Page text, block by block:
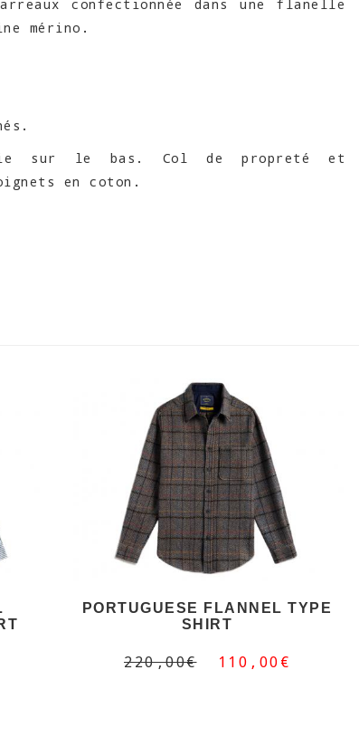
confectionnée dans une flanelle
mérino.
sur le bas. Col de propreté et
en coton.
PORTUGUESE FLANNEL TYPE
SHIRT
220,00€ 110,00€